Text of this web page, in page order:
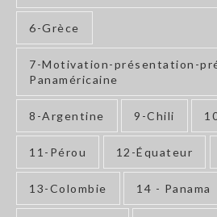
6-Grèce
7-Motivation-présentation-
Panaméricaine
8-Argentine 9-Chili
11-Pérou 12-Équateur
13-Colombie 14 - Panama